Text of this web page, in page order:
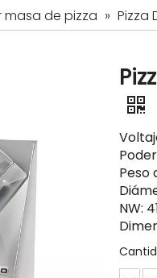
de pizza » Pizza
Peso
NW: